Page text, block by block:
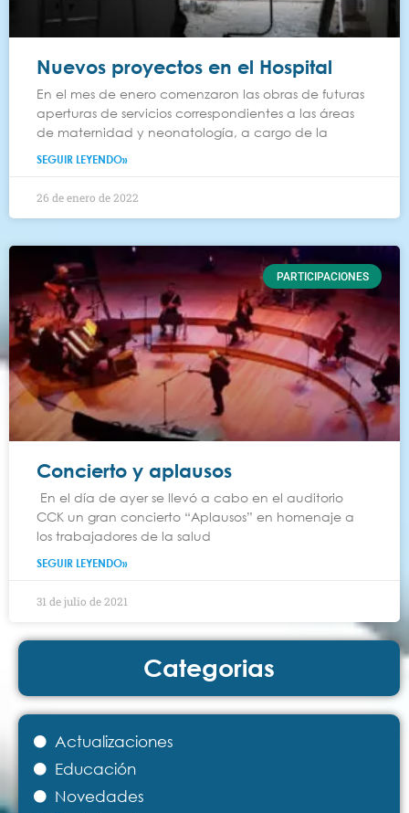
Nuevos proyectos en el Hospital
En el mes de enero comenzaron las obras de futuras
aperturas de servicios correspondientes a las áreas
de maternidad y neonatología, a cargo de la
SEGUIR LEYENDO»
26 de enero de 2022
PARTICIPACIONES
Concierto y aplausos
En el día de ayer se llevó a cabo en el auditorio
CCK un gran concierto “Aplausos” en homenaje a
los trabajadores de la salud
SEGUIR LEYENDO»
31 de julio de 2021
Categorias
Actualizaciones
Educación
Novedades